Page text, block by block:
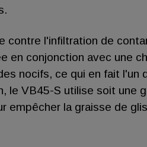
l'infiltration de
conjonction avec une
nocifs, ce qui en fait l'un
VB45-S utilise soit une
empêcher la graisse de